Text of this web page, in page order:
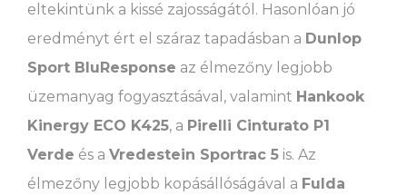
eltekintünk a kissé zajosságától. Hasonlóan jó
eredményt ért el száraz tapadásban a Dunlop
Sport BluResponse az élmezőny legjobb
üzemanyag fogyasztásával, valamint Hankook
Kinergy ECO K425, a Pirelli Cinturato P1
Verde és a Vredestein Sportrac 5 is. Az
élmezőny legjobb kopásállóságával a Fulda